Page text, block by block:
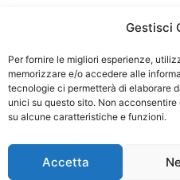
Gestisci
Per fornire le migliori esperienze,
memorizzare e/o accedere alle
tecnologie ci permetterà di elaborare
unici su questo sito. Non
su alcune caratteristiche e funzioni.
Accetta
Volatili: Cosa
che invadono la
sul mercato che
i volatili è l’utilizzo di
tua proprietà. Tuttavia, è